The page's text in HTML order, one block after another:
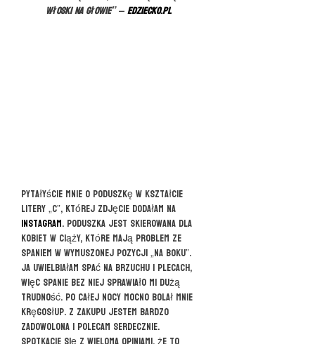
włoski na głowie” –edziecko.pl
Pytałyście mnie o poduszkę w kształcie
litery „C”, której zdjęcie dodałam na
instagram. Poduszka jest skierowana dla
kobiet w ciąży, które mają problem ze
spaniem w wymuszonej pozycji „na boku”.
Ja uwielbiałam spać na brzuchu i plecach,
więc spanie bez niej sprawiało mi dużą
trudność. Po całej nocy mocno bolał mnie
kręgosłup. Z zakupu jestem bardzo
zadowolona i polecam serdecznie.